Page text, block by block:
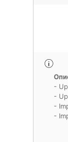
-
-
-
-